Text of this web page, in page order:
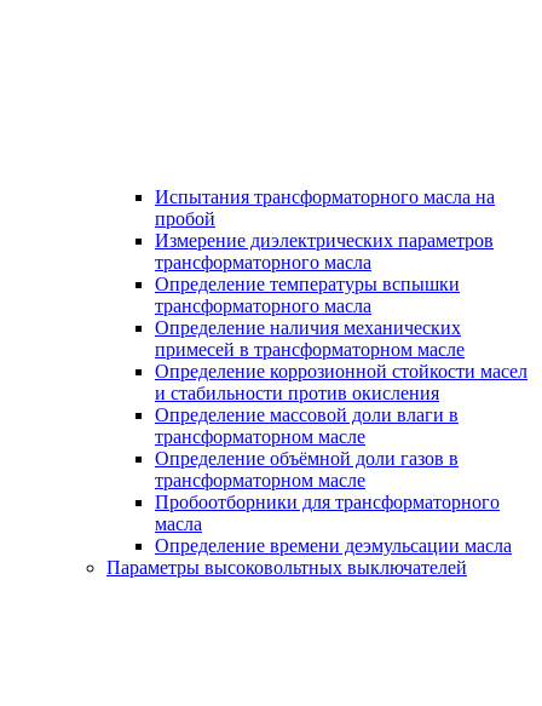
Испытания трансформаторного масла на
пробой
Измерение диэлектрических параметров
трансформаторного масла
Определение температуры вспышки
трансформаторного масла
Определение наличия механических
примесей в трансформаторном масле
Определение коррозионной стойкости масел
и стабильности против окисления
Определение массовой доли влаги в
трансформаторном масле
Определение объёмной доли газов в
трансформаторном масле
Пробоотборники для трансформаторного
масла
Определение времени деэмульсации масла
Параметры высоковольтных выключателей